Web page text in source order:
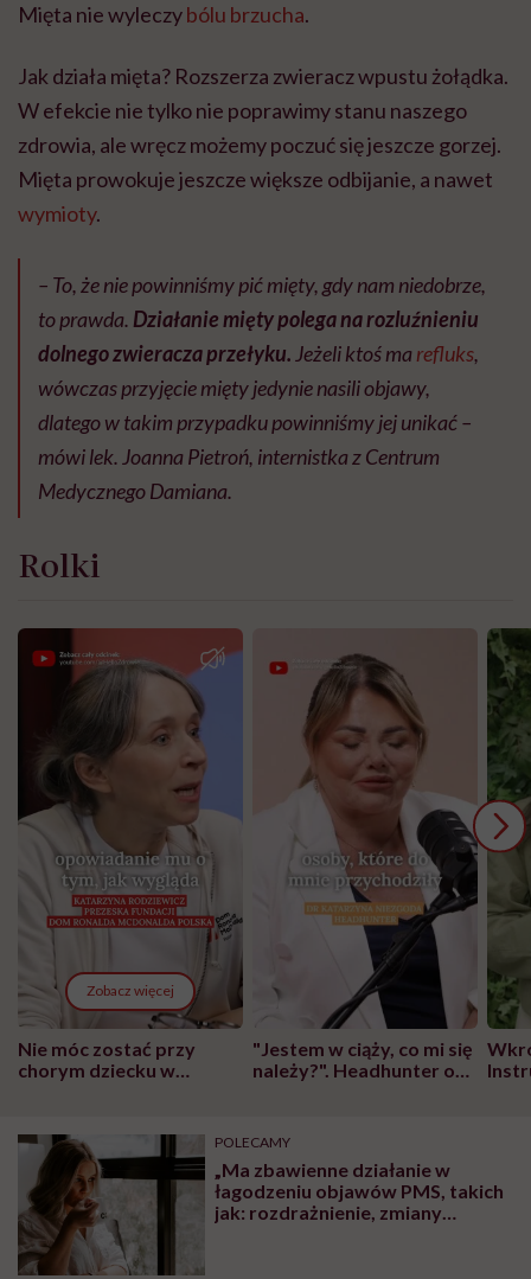
Mięta nie wyleczybólu brzucha.
Jak działa mięta? Rozszerza zwieracz wpustu żołądka.
W efekcie nie tylko nie poprawimy stanu naszego
zdrowia, ale wręcz możemy poczuć się jeszcze gorzej.
Mięta prowokuje jeszcze większe odbijanie, a nawet
wymioty.
– To, że nie powinniśmy pić mięty, gdy nam niedobrze,
to prawda. Działanie mięty polega na rozluźnieniu
dolnego zwieracza przełyku. Jeżeli ktoś ma refluks,
wówczas przyjęcie mięty jedynie nasili objawy,
dlatego w takim przypadku powinniśmy jej unikać –
mówi lek. Joanna Pietroń, internistka z Centrum
Medycznego Damiana.
Rolki
Zobacz więcej
Nie móc zostać przy
chorym dziecku w
może chyba tylko
głupota i brak
wyobraźni"
"Jestem w ciąży, co mi się
należy?". Headhunter o
pracy
POLECAMY
„Ma zbawienne działanie w
łagodzeniu objawów PMS, takich
jak: rozdrażnienie, zmiany